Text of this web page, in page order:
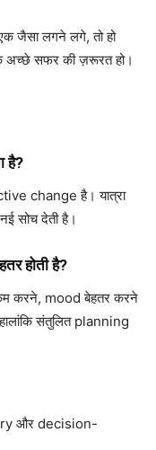
जैसा लगने लगे, तो हो
अच्छे सफर की ज़रूरत हो।
है?
change है। यात्रा
सोच देती है।
होती है?
करने, mood बेहतर करने
संतुलित planning
और decision-